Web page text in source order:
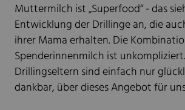
Muttermilch ist „Superfood“ - das
Entwicklung der Drillinge an, die
ihrer Mama erhalten. Die
Spenderinnenmilch ist
Drillingseltern sind einfach nur
dankbar, über dieses Angebot für